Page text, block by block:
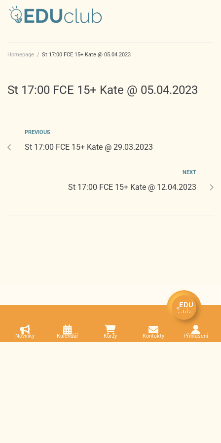
Homepage / St 17:00 FCE 15+ Kate @ 05.04.2023
St 17:00 FCE 15+ Kate @ 05.04.2023
PREVIOUS
St 17:00 FCE 15+ Kate @ 29.03.2023
NEXT
St 17:00 FCE 15+ Kate @ 12.04.2023
Novinky Kalendář Kurzy Kontakty Přihlášení